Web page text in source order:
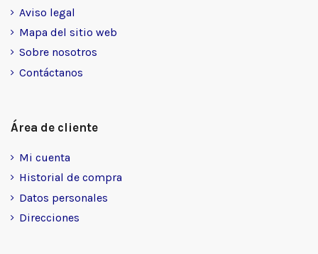
Aviso legal
Mapa del sitio web
Sobre nosotros
Contáctanos
Área de cliente
Mi cuenta
Historial de compra
Datos personales
Direcciones